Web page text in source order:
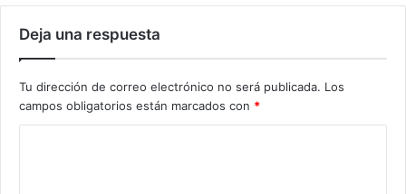
Deja una respuesta
Tu dirección de correo electrónico no será publicada. Los
campos obligatorios están marcados con *